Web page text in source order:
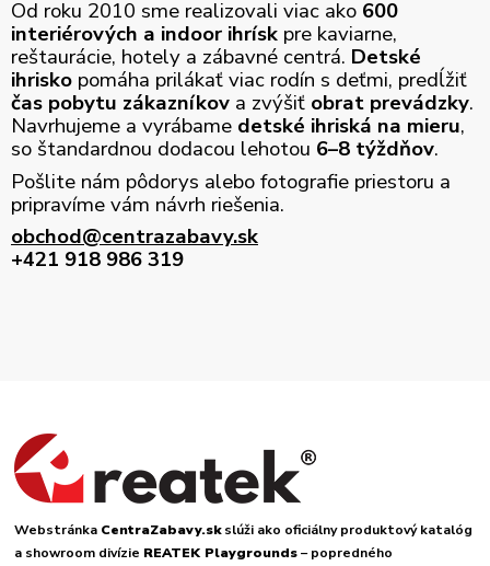
Od roku 2010 sme realizovali viac ako 600
interiérových a indoor ihrísk pre kaviarne,
reštaurácie, hotely a zábavné centrá. Detské
ihrisko pomáha prilákať viac rodín s deťmi, predĺžiť
čas pobytu zákazníkov a zvýšiť obrat prevádzky.
Navrhujeme a vyrábame detské ihriská na mieru,
so štandardnou dodacou lehotou 6–8 týždňov.
Pošlite nám pôdorys alebo fotografie priestoru a
pripravíme vám návrh riešenia.
obchod@centrazabavy.sk
+421 918 986 319
Webstránka CentraZabavy.skslúži ako oficiálny produktový katalóg
a showroom divízie REATEK Playgrounds– popredného